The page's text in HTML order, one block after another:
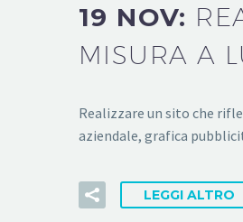
19 NOV:
MISURA A
Realizzare un sito che
aziendale, grafica
LEGGI ALTRO